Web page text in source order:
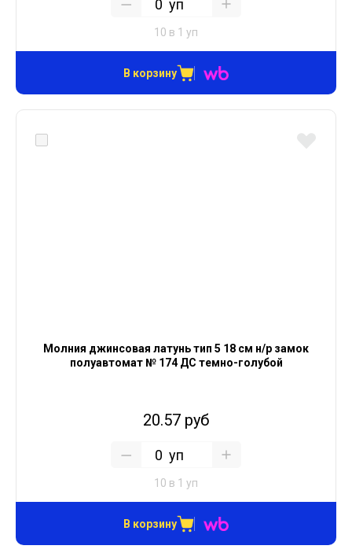
уп
10 в 1 уп
В корзину
Молния джинсовая латунь тип 5 18 см н/р замок
полуавтомат № 174 ДС темно-голубой
20.57 руб
уп
10 в 1 уп
В корзину